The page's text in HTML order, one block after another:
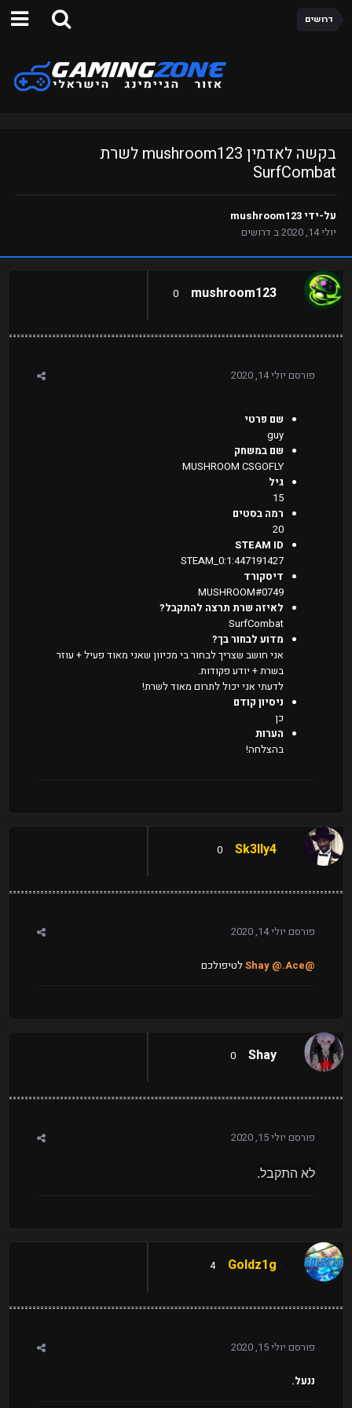
דרושים
בקשה לאדמין mushroom123 לשרת
SurfCombat
על-ידיmushroom123
יולי 14, 2020
בדרושים
mushroom123
0
פורסם יולי 14, 2020
שם פרטי
guy
שם במשחק
MUSHROOM CSGOFLY
גיל
15
רמה בסטים
20
STEAM ID
STEAM_0:1:447191427
דיסקורד
MUSHROOM#0749
לאיזה שרת תרצה להתקבל?
SurfCombat
מדוע לבחור בך?
אני חושב שצריך לבחור בי מכיוון שאני מאוד פעיל + עוזר
בשרת + יודע פקודות.
לדעתי אני יכול לתרום מאוד לשרת!
ניסיון קודם
כן
הערות
בהצלחה!
Sk3lly4
0
פורסם יולי 14, 2020
@Shay
@.Ace לטיפולכם
Shay
0
פורסם יולי 15, 2020
לא התקבל.
Goldz1g
4
פורסם יולי 15, 2020
ננעל.